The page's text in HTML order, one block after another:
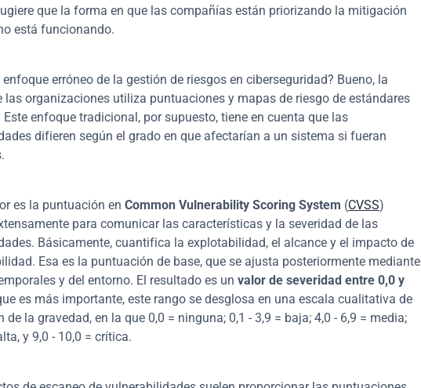
que la forma en que las compañías están priorizando la mitigación
está funcionando.
enfoque erróneo de la gestión de riesgos en ciberseguridad? Bueno, la
las organizaciones utiliza puntuaciones y mapas de riesgo de estándares
enfoque tradicional, por supuesto, tiene en cuenta que las
difieren según el grado en que afectarían a un sistema si fueran
es la puntuación en Common Vulnerability Scoring System (CVSS)
para comunicar las características y la severidad de las
Básicamente, cuantifica la explotabilidad, el alcance y el impacto de
Esa es la puntuación de base, que se ajusta posteriormente mediante
y del entorno. El resultado es un valor de severidad entre 0,0 y
es más importante, este rango se desglosa en una escala cualitativa de
la gravedad, en la que 0,0 = ninguna; 0,1 - 3,9 = baja; 4,0 - 6,9 = media;
y 9,0 - 10,0 = crítica.